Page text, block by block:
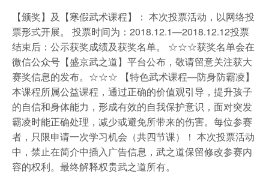
【颁奖】及【寒假武术课程】： 本次投票活动，以网络投
票形式开展。 投票时间为：2018.12.1—2018.12.12投票
结束后：公示获奖成绩及获奖名单。 ☆☆☆获奖名单会在
微信公众号【盛京武之道】平台公布，敬请留意关注获大
赛奖信息的发布。☆☆☆ 【特色武术课程—防身防霸凌】
本课程所属公益课程，通过正确的价值观引导，提升孩子
的自信和身体能力，形成有效的自我保护意识，面对突发
霸凌时能正确处理，减少或避免所带来的伤害。每位参赛
者，只限申请一次学习机会（共四节课）！ 本次投票活动
中，禁止在简介中插入广告信息，武之道保留修改参赛内
容的权利。最终解释权贵武之道所有。